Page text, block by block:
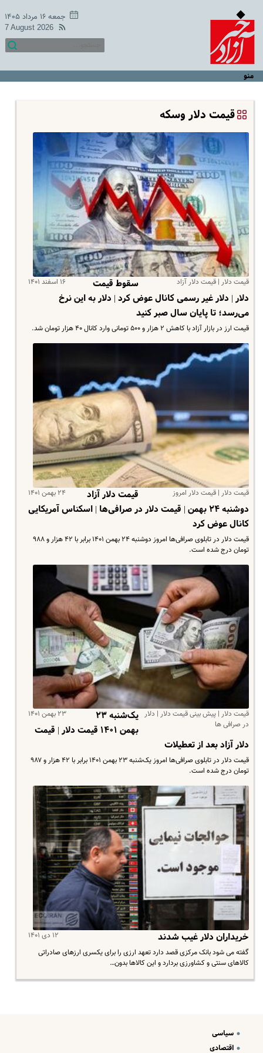
جمعه ۱۶ مرداد ۱۴۰۵
7 August 2026
منو
قیمت دلار وسکه
قیمت دلار | قیمت دلار آزاد ۱۶ اسفند ۱۴۰۱
سقوط قیمت
دلار | دلار غیر رسمی کانال عوض کرد | دلار به این نرخ
می‌رسد؛ تا پایان سال صبر کنید
قیمت ارز در بازار آزاد با کاهش ۲ هزار و ۵۰۰ تومانی وارد کانال ۴۰ هزار تومان شد.
قیمت دلار | قیمت دلار امروز ۲۴ بهمن ۱۴۰۱
قیمت دلار آزاد
دوشنبه ۲۴ بهمن | قیمت دلار در صرافی‌ها | اسکناس آمریکایی
کانال عوض کرد
قیمت دلار در تابلوی صرافی‌ها امروز دوشنبه ۲۴ بهمن ۱۴۰۱ برابر با ۴۲ هزار و ۹۸۸
تومان درج شده است.
قیمت دلار | پیش بینی قیمت دلار | دلار
در صرافی ها
۲۳ بهمن ۱۴۰۱
یک‌شنبه ۲۳
بهمن ۱۴۰۱ قیمت دلار | قیمت
دلار آزاد بعد از تعطیلات
قیمت دلار در تابلوی صرافی‌ها امروز یک‌شنبه ۲۳ بهمن ۱۴۰۱ برابر با ۴۲ هزار و ۹۸۷
تومان درج شده است.
۱۲ دی ۱۴۰۱ خریداران دلار غیب شدند
گفته می شود بانک مرکزی قصد دارد تعهد ارزی را برای یکسری ارزهای صادراتی
کالاهای سنتی و کشاورزی بردارد و این کالاها بدون…
سیاسی
اقتصادی